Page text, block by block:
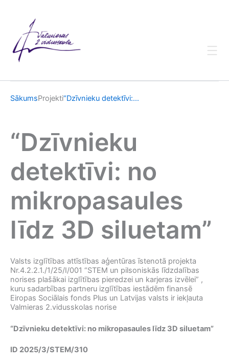
SākumsProjekti“Dzīvnieku detektīvi:...
“Dzīvnieku
detektīvi: no
mikropasaules
līdz 3D siluetam”
Valsts izglītības attīstības aģentūras īstenotā projekta
Nr.4.2.2.1./1/25/I/001 “STEM un pilsoniskās līdzdalības
norises plašākai izglītības pieredzei un karjeras izvēlei” ,
kuru sadarbības partneru izglītības iestādēm finansē
Eiropas Sociālais fonds Plus un Latvijas valsts ir iekļauta
Valmieras 2.vidusskolas norise
“Dzīvnieku detektīvi: no mikropasaules līdz 3D siluetam”
ID 2025/3/STEM/310